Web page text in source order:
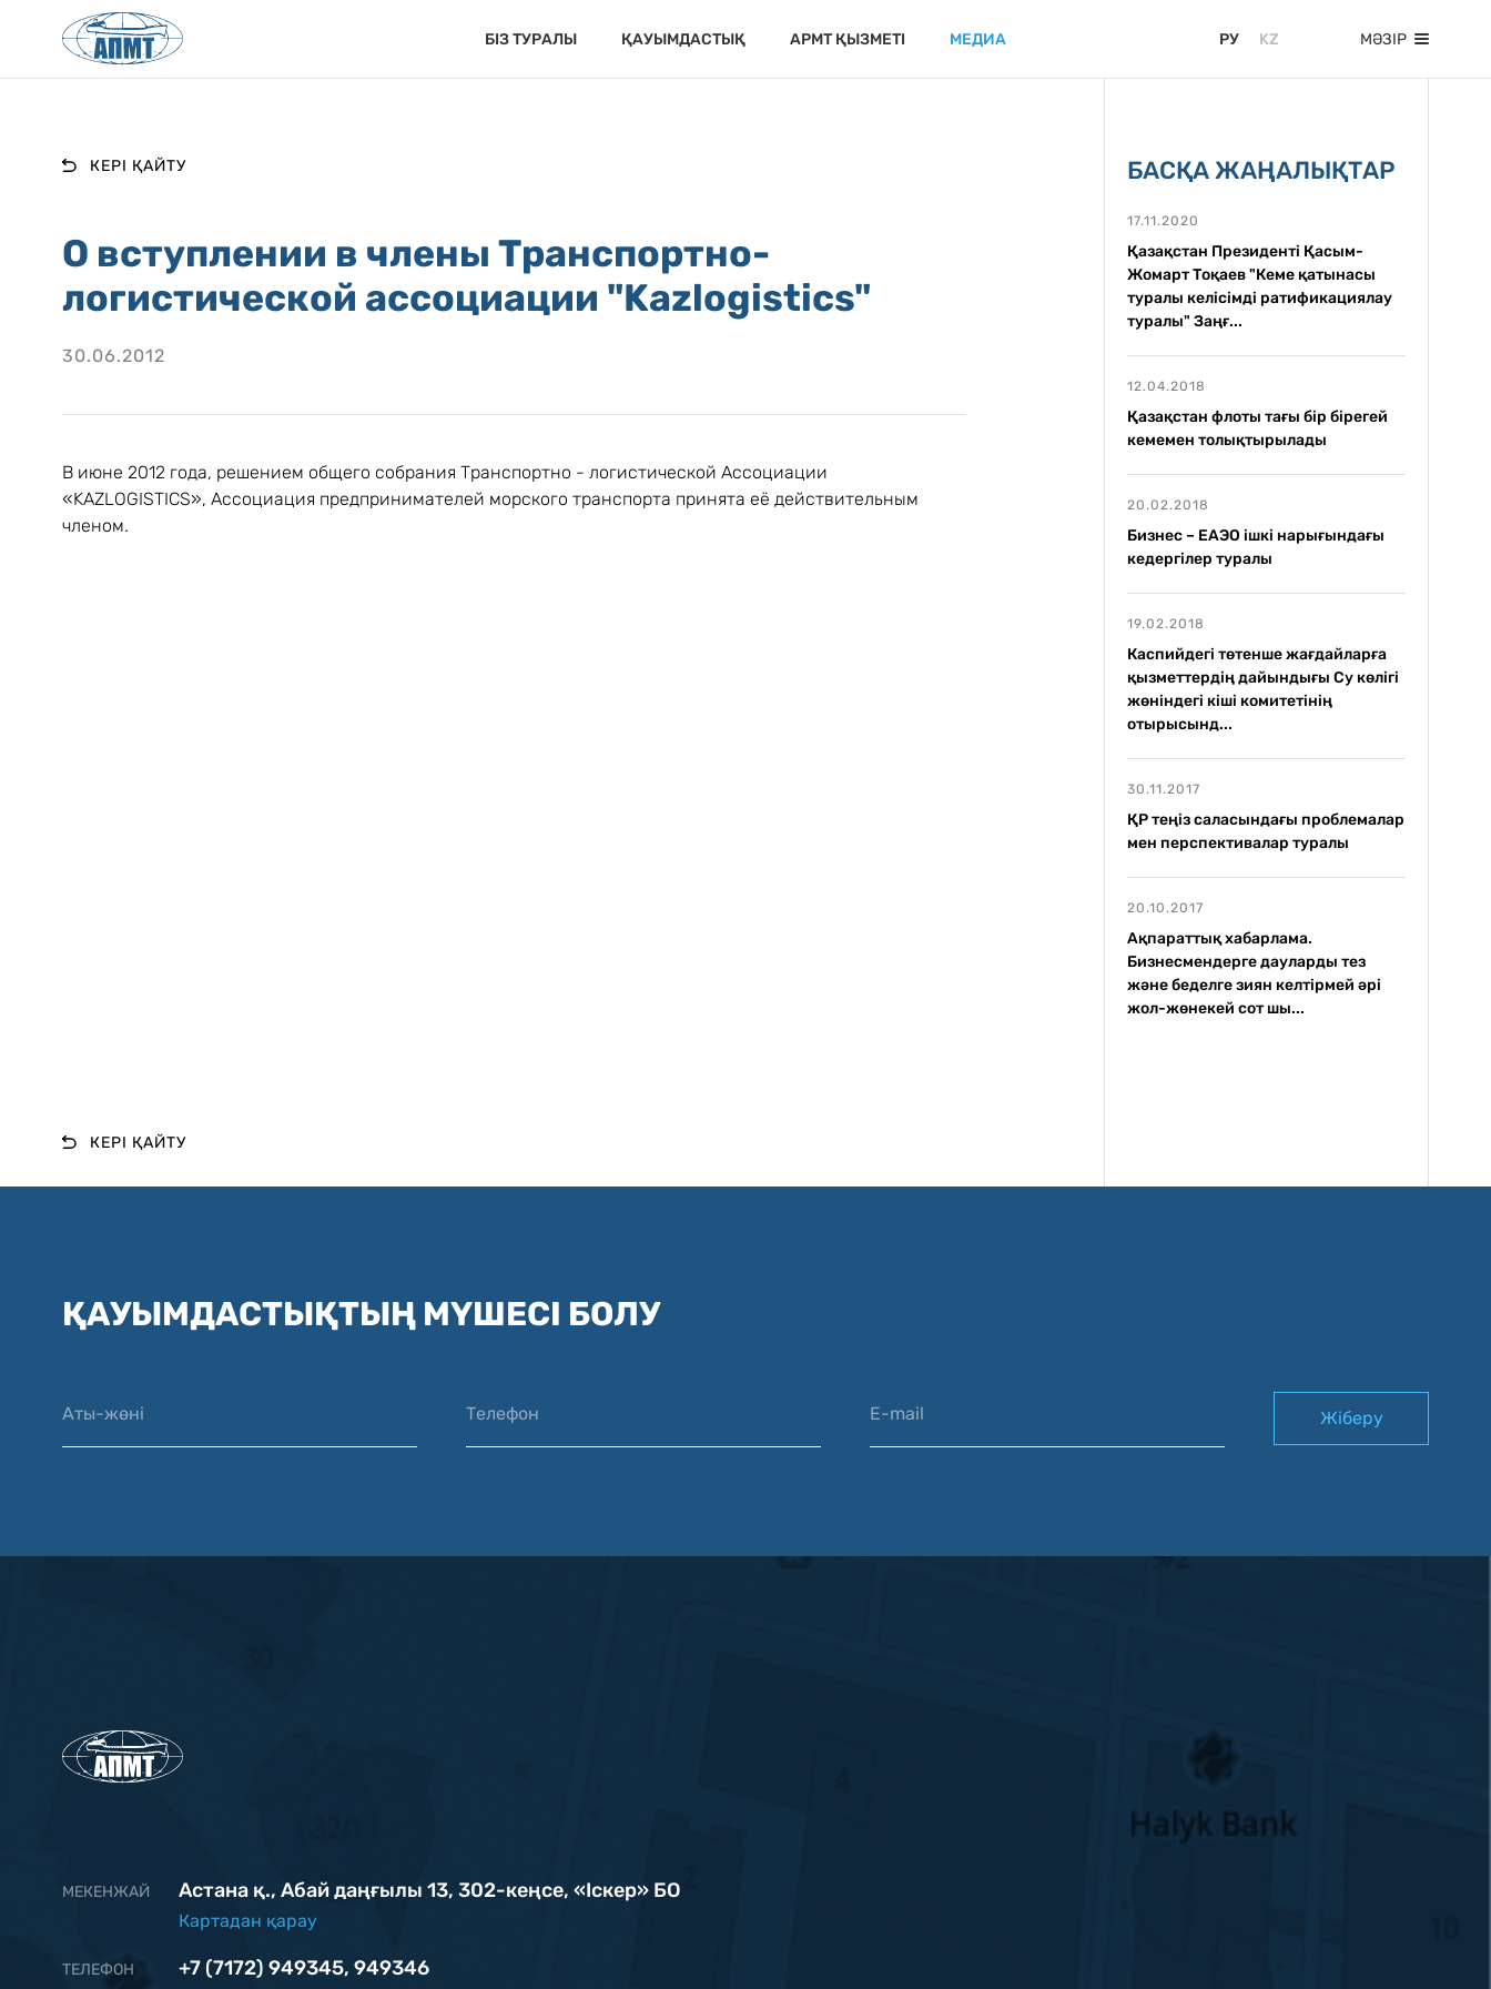
БІЗ ТУРАЛЫ ҚАУЫМДАСТЫҚ APMT ҚЫЗМЕТІ МЕДИА РУ KZ МӘЗІР
КЕРІ ҚАЙТУ
О вступлении в члены Транспортно-
логистической ассоциации "Kazlogistics"
30.06.2012
В июне 2012 года, решением общего собрания Транспортно - логистической Ассоциации
«KAZLOGISTICS», Ассоциация предпринимателей морского транспорта принята её действительным
членом.
БАСҚА ЖАҢАЛЫҚТАР
17.11.2020
Қазақстан Президенті Қасым-
Жомарт Тоқаев "Кеме қатынасы
туралы келісімді ратификациялау
туралы" Заңғ...
12.04.2018
Қазақстан флоты тағы бір бірегей
кемемен толықтырылады
20.02.2018
Бизнес – ЕАЭО ішкі нарығындағы
кедергілер туралы
19.02.2018
Каспийдегі төтенше жағдайларға
қызметтердің дайындығы Су көлігі
жөніндегі кіші комитетінің
отырысынд...
30.11.2017
ҚР теңіз саласындағы проблемалар
мен перспективалар туралы
20.10.2017
Ақпараттық хабарлама.
Бизнесмендерге дауларды тез
және беделге зиян келтірмей әрі
жол-жөнекей сот шы...
КЕРІ ҚАЙТУ
ҚАУЫМДАСТЫҚТЫҢ МҮШЕСІ БОЛУ
Аты-жөні Телефон E-mail Жіберу
МЕКЕНЖАЙ Астана қ., Абай даңғылы 13, 302-кеңсе, «Iскер» БО
Картадан қарау
ТЕЛЕФОН +7 (7172) 949345, 949346